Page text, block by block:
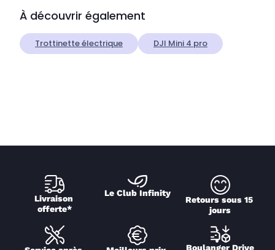
À découvrir également
Trottinette électrique DJI Mini 4 pro
Livraison
offerte*
Le Club Infinity
Retours sous 15
jours
Boulanger Drive